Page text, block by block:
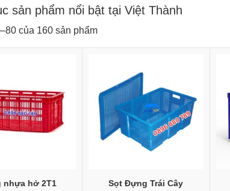
sản phẩm nổi bật tại Việt Thành
của 160 sản phẩm
nhựa hở 2T1
Sọt Đựng Trái Cây